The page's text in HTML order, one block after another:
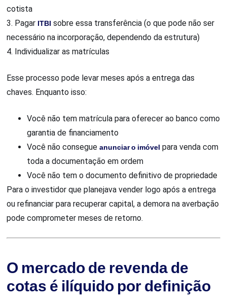
cotista
3. Pagar ITBI sobre essa transferência (o que pode não ser
necessário na incorporação, dependendo da estrutura)
4. Individualizar as matrículas
Esse processo pode levar meses após a entrega das
chaves. Enquanto isso:
Você não tem matrícula para oferecer ao banco como
garantia de financiamento
Você não consegueanunciar o imóvel para venda com
toda a documentação em ordem
Você não tem o documento definitivo de propriedade
Para o investidor que planejava vender logo após a entrega
ou refinanciar para recuperar capital, a demora na averbação
pode comprometer meses de retorno.
O mercado de revenda de
cotas é ilíquido por definição